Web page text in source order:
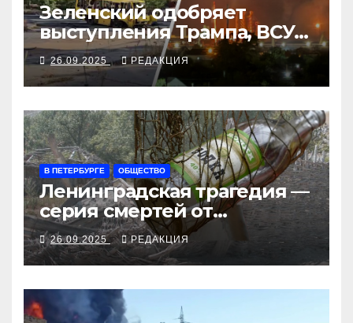
Зеленский одобряет
выступления Трампа, ВСУ
закрыли Добропольский
рубеж
26.09.2025 РЕДАКЦИЯ
В ПЕТЕРБУРГЕ ОБЩЕСТВО
Ленинградская трагедия —
серия смертей от
алкосуррогата
26.09.2025 РЕДАКЦИЯ